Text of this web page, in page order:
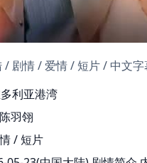
/ 剧情 / 爱情 / 短片 / 中文字
利亚港湾
羽翎
/ 短片